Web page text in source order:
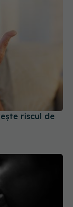
riscul de